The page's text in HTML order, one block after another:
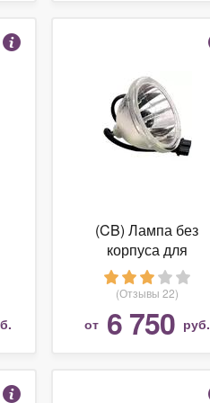
(CB) Лампа без
корпуса для
проектора JVC DLA-
HD1-BE
(Отзывы 22)
от 6 750 руб.